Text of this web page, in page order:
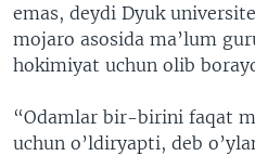
emas, deydi Dyuk
mojaro asosida ma’lum
hokimiyat uchun olib
“Odamlar bir-birini faqat
uchun o’ldiryapti, deb